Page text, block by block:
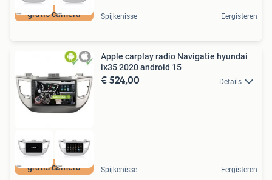
gratis camera Spijkenisse Eergisteren
gratis camera
Apple carplay radio Navigatie hyundai
ix35 2020 android 15
€ 524,00 Details
Spijkenisse Eergisteren